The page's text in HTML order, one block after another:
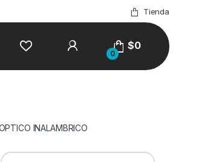
Tienda
0
$0
INALAMBRICO